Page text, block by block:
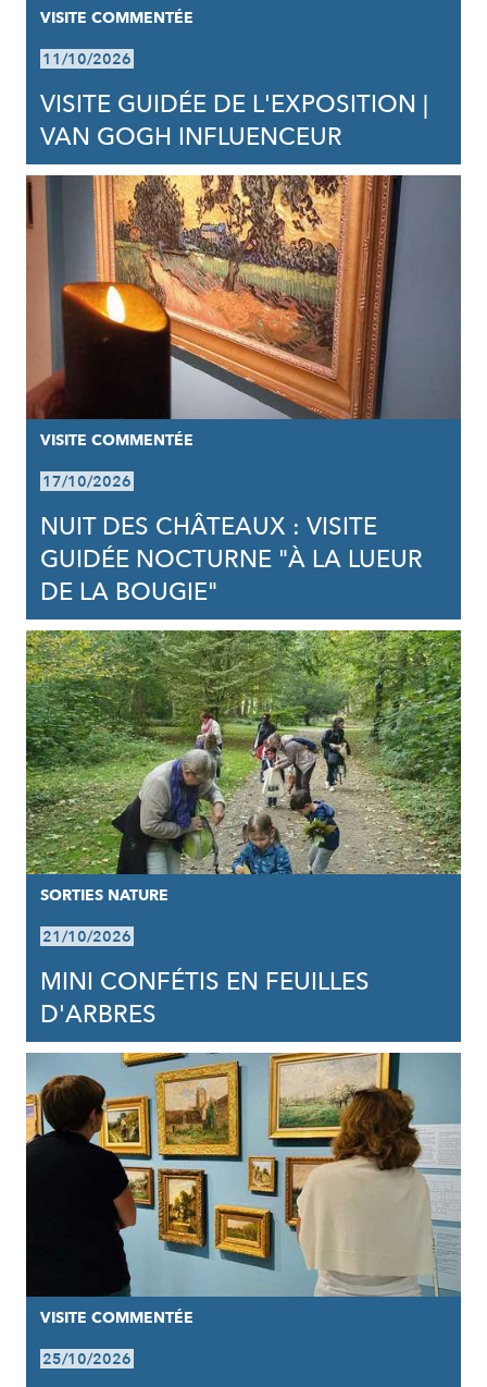
VISITE COMMENTÉE
11/10/2026
VISITE GUIDÉE DE L'EXPOSITION |
VAN GOGH INFLUENCEUR
VISITE COMMENTÉE
17/10/2026
NUIT DES CHÂTEAUX : VISITE
GUIDÉE NOCTURNE "À LA LUEUR
DE LA BOUGIE"
SORTIES NATURE
21/10/2026
MINI CONFÉTIS EN FEUILLES
D'ARBRES
VISITE COMMENTÉE
25/10/2026